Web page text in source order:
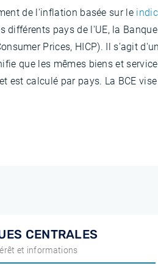
de l'inflation basée sur le
pays de l'UE, la
Prices, HICP). Il s'agit
que les mêmes biens et
est calculé par pays. La BCE
CENTRALES
et informations